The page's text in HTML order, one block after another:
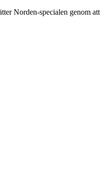
Norden-specialen genom att